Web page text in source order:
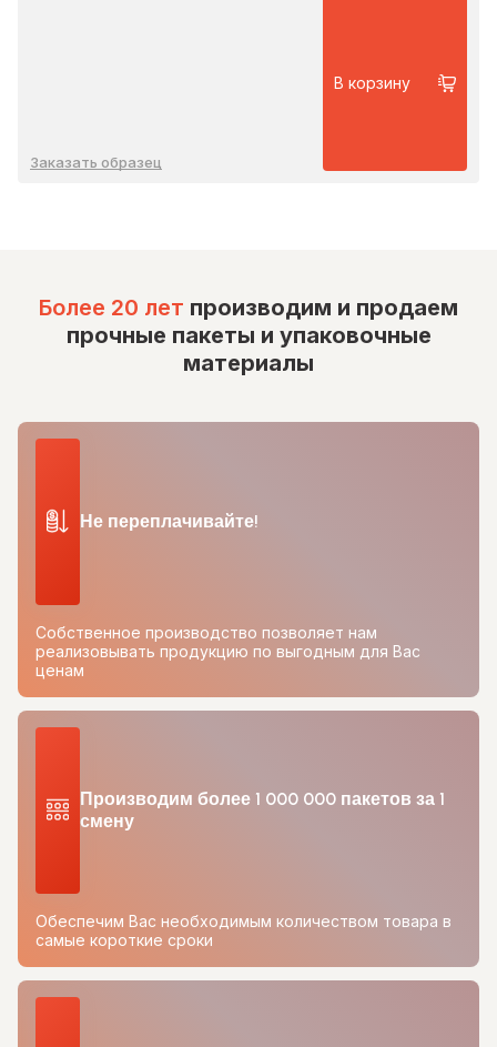
Заказать образец
В корзину
Более 20 лет производим и продаем
прочные пакеты и упаковочные
материалы
Не переплачивайте!
Собственное производство позволяет нам
реализовывать продукцию по выгодным для Вас
ценам
Производим более 1 000 000 пакетов за 1
смену
Обеспечим Вас необходимым количеством товара в
самые короткие сроки